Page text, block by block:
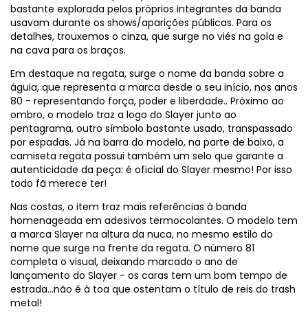
bastante explorada pelos próprios integrantes da banda
usavam durante os shows/aparições públicas. Para os
detalhes, trouxemos o cinza, que surge no viés na gola e
na cava para os braços.
Em destaque na regata, surge o nome da banda sobre a
águia, que representa a marca desde o seu início, nos anos
80 - representando força, poder e liberdade.. Próximo ao
ombro, o modelo traz a logo do Slayer junto ao
pentagrama, outro símbolo bastante usado, transpassado
por espadas. Já na barra do modelo, na parte de baixo, a
camiseta regata possui também um selo que garante a
autenticidade da peça: é oficial do Slayer mesmo! Por isso
todo fã merece ter!
Nas costas, o item traz mais referências à banda
homenageada em adesivos termocolantes. O modelo tem
a marca Slayer na altura da nuca, no mesmo estilo do
nome que surge na frente da regata. O número 81
completa o visual, deixando marcado o ano de
lançamento do Slayer - os caras tem um bom tempo de
estrada…não é à toa que ostentam o título de reis do trash
metal!